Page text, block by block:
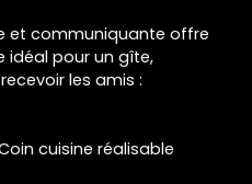
et communiquante offre
idéal pour un gîte,
les amis :
cuisine réalisable